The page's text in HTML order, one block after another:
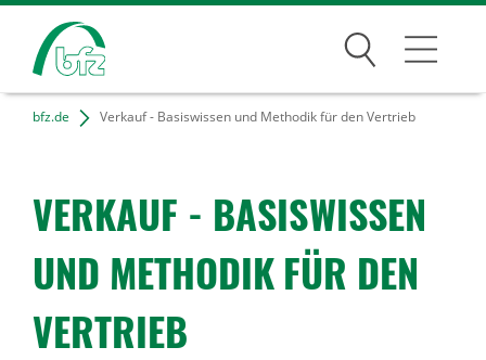
Suchen
Bildungsangebote
Karriere
Über uns
bfz.de Verkauf - Basiswissen und Methodik für den Vertrieb
VERKAUF - BASIS­WISSEN
UND METHODIK FÜR DEN
VERTRIEB